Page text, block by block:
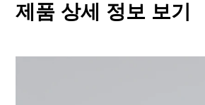
제품 상세 정보 보기